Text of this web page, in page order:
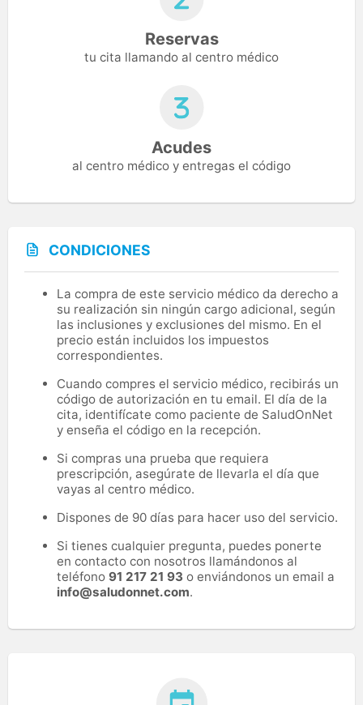
Reservas
tu cita llamando al centro médico
Acudes
al centro médico y entregas el código
CONDICIONES
La compra de este servicio médico da derecho a
su realización sin ningún cargo adicional, según
las inclusiones y exclusiones del mismo. En el
precio están incluidos los impuestos
correspondientes.
Cuando compres el servicio médico, recibirás un
código de autorización en tu email. El día de la
cita, identifícate como paciente de SaludOnNet
y enseña el código en la recepción.
Si compras una prueba que requiera
prescripción, asegúrate de llevarla el día que
vayas al centro médico.
Dispones de 90 días para hacer uso del servicio.
Si tienes cualquier pregunta, puedes ponerte
en contacto con nosotros llamándonos al
teléfono 91 217 21 93 o enviándonos un email a
info@saludonnet.com.